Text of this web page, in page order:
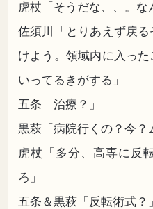
虎杖「そうだな、、。な
佐須川「とりあえず戻
けよう。領域内に入っ
いってるきがする」
五条「治療？」
黒萩「病院行くの？今？
虎杖「多分、高専に反
ろ」
五条＆黒萩「反転術式？」